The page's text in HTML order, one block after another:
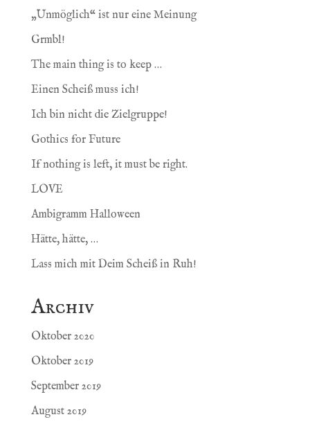
„Unmöglich“ ist nur eine Meinung
Grmbl!
The main thing is to keep …
Einen Scheiß muss ich!
Ich bin nicht die Zielgruppe!
Gothics for Future
If nothing is left, it must be right.
LOVE
Ambigramm Halloween
Hätte, hätte, …
Lass mich mit Deim Scheiß in Ruh!
Archiv
Oktober 2020
Oktober 2019
September 2019
August 2019